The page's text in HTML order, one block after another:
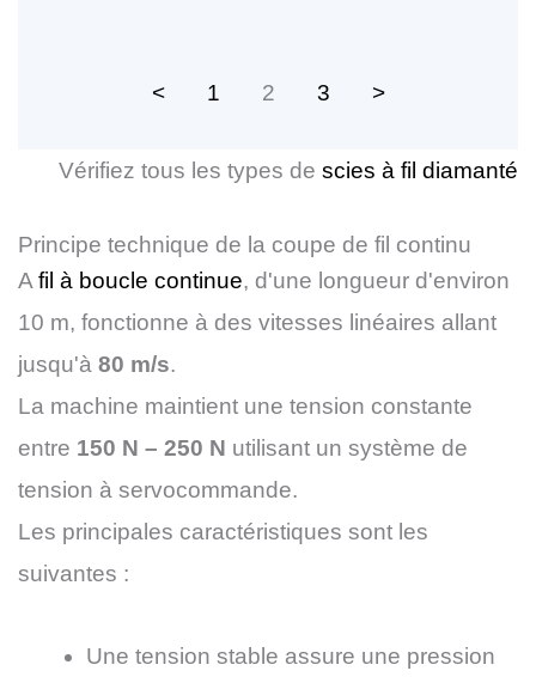
< 1 2 3 >
Vérifiez tous les types de scies à fil diamanté
Principe technique de la coupe de fil continu
Afil à boucle continue, d'une longueur d'environ
10 m, fonctionne à des vitesses linéaires allant
jusqu'à 80 m/s.
La machine maintient une tension constante
entre 150 N – 250 N utilisant un système de
tension à servocommande.
Les principales caractéristiques sont les
suivantes :
Une tension stable assure une pression